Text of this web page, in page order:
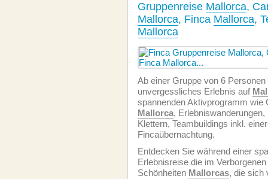
Gruppenreise Mallorca,
Mallorca, Finca Mallorca,
Mallorca
Ab einer Gruppe von 6
unvergessliches Erlebnis auf
spannenden Aktivprogramm wie
Mallorca, Erlebniswanderungen,
Klettern, Teambuildings inkl.
Fincaübernachtung.
Entdecken Sie während einer
Erlebnisreise die im
Schönheiten Mallorcas, die sich